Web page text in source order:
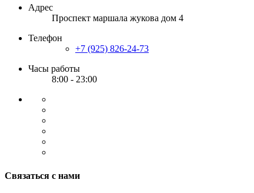
Адрес
Проспект маршала жукова дом 4
Телефон
+7 (925) 826-24-73
Часы работы
8:00 - 23:00
Связаться с нами